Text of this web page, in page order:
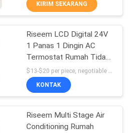
pompa
110
185
KIRIM SEKARANG
Riseem LCD Digital 24V
1 Panas 1 Dingin AC
Termostat Rumah Tidak
Bisa Diprogram Untuk
HVAC Dengan Sensor
NTC
KONTAK
Riseem Multi Stage Air
Conditioning Rumah